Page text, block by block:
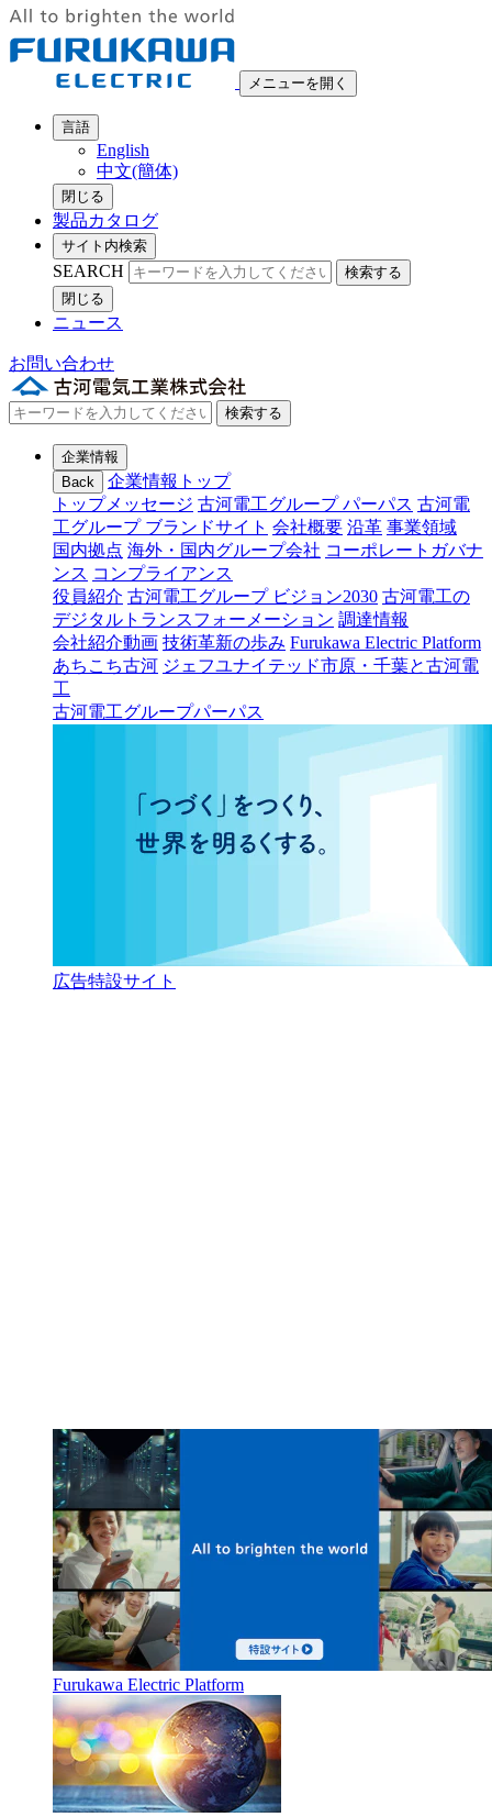
メニューを開く
言語
English
中文(簡体)
閉じる
製品カタログ
サイト内検索
SEARCH
検索する
閉じる
ニュース
お問い合わせ
検索する
企業情報
Back
企業情報トップ
トップメッセージ 古河電工グループ パーパス 古河電
工グループ ブランドサイト 会社概要 沿革 事業領域
国内拠点 海外・国内グループ会社 コーポレートガバナ
ンス コンプライアンス
役員紹介 古河電工グループ ビジョン2030 古河電工の
デジタルトランスフォーメーション 調達情報
会社紹介動画 技術革新の歩み Furukawa Electric Platform
あちこち古河 ジェフユナイテッド市原・千葉と古河電
工
古河電工グループパーパス
広告特設サイト
Furukawa Electric Platform